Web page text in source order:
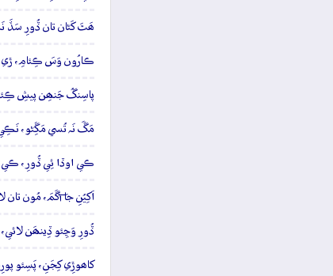
ھَٿَ کَڻان تان ڏُورِ سَڏَ
ڪارُون وَسَ ڪِئامِ، ڙي
پاسِنگُ جَنھِن پيشِ
مَڱَ نَہ تُسي مَڱِڻو، نَڪِي
ڪي اوڏا ئِي ڏُورِ، ڪي
اَکِيُنِ جا آگَمَ، مُون
ڏُورِ وَڃِئو ڏِينھَن
کاھوڙِي کِجَنِ، پَسِئو